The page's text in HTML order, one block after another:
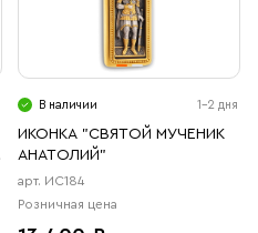
В наличии 1-2 дня
ИКОНКА "СВЯТОЙ МУЧЕНИК
АНАТОЛИЙ"
арт. ИС184
Розничная цена